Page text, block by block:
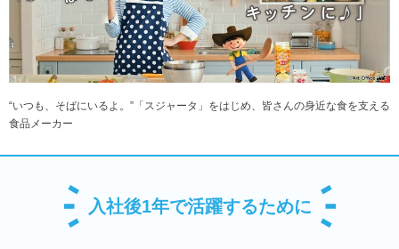
“いつも、そばにいるよ。”「スジャータ」をはじめ、皆さんの身近な食を支える
食品メーカー
入社後1年で活躍するために